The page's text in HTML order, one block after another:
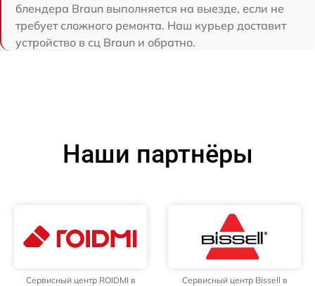
блендера Braun выполняется на выезде, если не
требует сложного ремонта. Наш курьер доставит
устройство в сц Braun и обратно.
Наши партнёры
Сервисный центр ROIDMI в
Сервисный центр Bissell в